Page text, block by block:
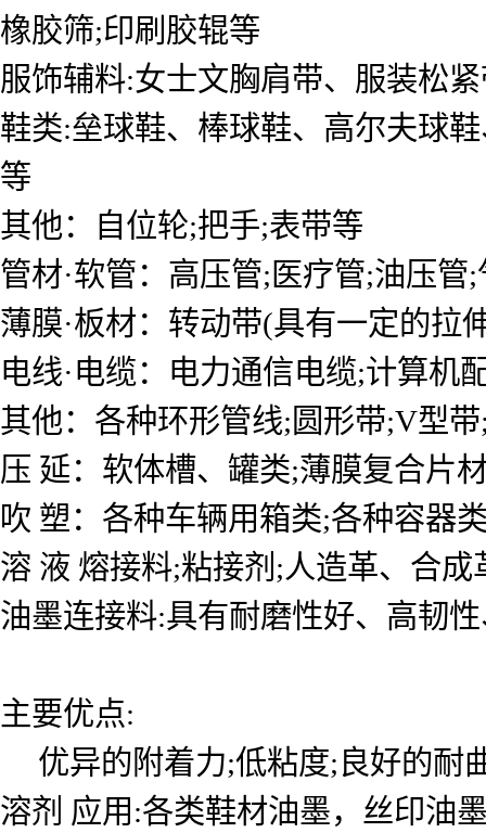
橡胶筛;印刷胶辊等
服饰辅料:女士文胸肩带、服装松
鞋类:垒球鞋、棒球鞋、高尔夫球
等
其他：自位轮;把手;表带等
管材·软管：高压管;医疗管;油压
薄膜·板材：转动带(具有一定的拉
电线·电缆：电力通信电缆;计算机
其他：各种环形管线;圆形带;V型
压 延：软体槽、罐类;薄膜复合片
吹 塑：各种车辆用箱类;各种容器
溶 液 熔接料;粘接剂;人造革、合
油墨连接料:具有耐磨性好、高韧
主要优点:
优异的附着力;低粘度;良好的耐
溶剂 应用:各类鞋材油墨，丝印油